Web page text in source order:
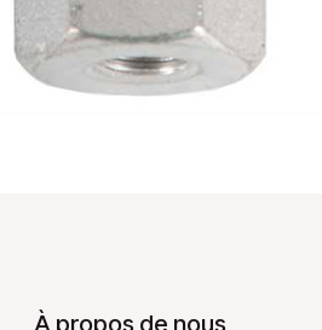
À propos de nous